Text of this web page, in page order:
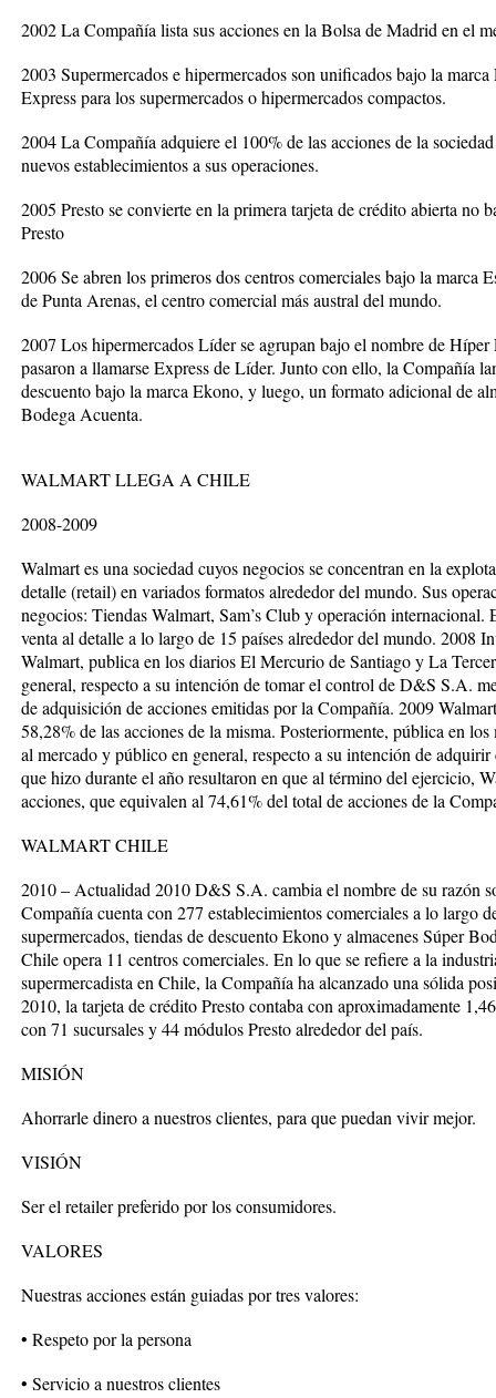
2002 La Compañía lista sus acciones en la Bolsa de Madrid en el
2003 Supermercados e hipermercados son unificados bajo la
Express para los supermercados o hipermercados compactos.
2004 La Compañía adquiere el 100% de las acciones de la
nuevos establecimientos a sus operaciones.
2005 Presto se convierte en la primera tarjeta de crédito abierta no
Presto
2006 Se abren los primeros dos centros comerciales bajo la marca
de Punta Arenas, el centro comercial más austral del mundo.
2007 Los hipermercados Líder se agrupan bajo el nombre de
pasaron a llamarse Express de Líder. Junto con ello, la Compañía
descuento bajo la marca Ekono, y luego, un formato adicional de
Bodega Acuenta.
WALMART LLEGA A CHILE
2008-2009
Walmart es una sociedad cuyos negocios se concentran en la
detalle (retail) en variados formatos alrededor del mundo. Sus
negocios: Tiendas Walmart, Sam’s Club y operación internacional.
venta al detalle a lo largo de 15 países alrededor del mundo. 2008
Walmart, publica en los diarios El Mercurio de Santiago y La
general, respecto a su intención de tomar el control de D&S S.A.
de adquisición de acciones emitidas por la Compañía. 2009
58,28% de las acciones de la misma. Posteriormente, pública en
al mercado y público en general, respecto a su intención de
que hizo durante el año resultaron en que al término del ejercicio,
acciones, que equivalen al 74,61% del total de acciones de la
WALMART CHILE
2010 – Actualidad 2010 D&S S.A. cambia el nombre de su razón
Compañía cuenta con 277 establecimientos comerciales a lo largo
supermercados, tiendas de descuento Ekono y almacenes Súper
Chile opera 11 centros comerciales. En lo que se refiere a la
supermercadista en Chile, la Compañía ha alcanzado una sólida
2010, la tarjeta de crédito Presto contaba con aproximadamente
con 71 sucursales y 44 módulos Presto alrededor del país.
MISIÓN
Ahorrarle dinero a nuestros clientes, para que puedan vivir mejor.
VISIÓN
Ser el retailer preferido por los consumidores.
VALORES
Nuestras acciones están guiadas por tres valores:
• Respeto por la persona
• Servicio a nuestros clientes